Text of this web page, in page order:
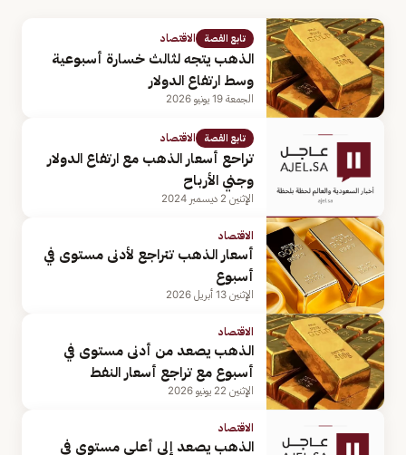
تابع القصة الاقتصاد
الذهب يتجه لثالث خسارة أسبوعية
وسط ارتفاع الدولار
الجمعة 19 يونيو 2026
تابع القصة الاقتصاد
تراحع أسعار الذهب مع ارتفاع الدولار
وجني الأرباح
الإثنين 2 ديسمبر 2024
الاقتصاد
أسعار الذهب تتراجع لأدنى مستوى في
أسبوع
الإثنين 13 أبريل 2026
الاقتصاد
الذهب يصعد من أدنى مستوى في
أسبوع مع تراجع أسعار النفط
الإثنين 22 يونيو 2026
الاقتصاد
الذهب يصعد إلى أعلى مستوى في